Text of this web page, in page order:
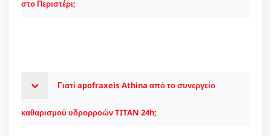
στο Περιστέρι;
Γιατί apofraxeis Athina από το συνεργείο
καθαρισμού υδρορροών TITAN 24h;